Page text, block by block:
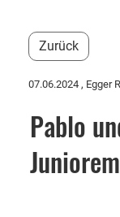
Zurück
07.06.2024 , Egger
Pablo